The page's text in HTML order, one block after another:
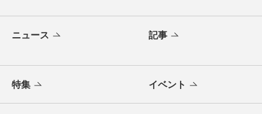
ニュース 記事
特集 イベント